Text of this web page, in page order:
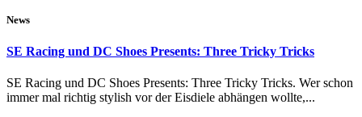
News
SE Racing und DC Shoes Presents: Three Tricky Tricks
SE Racing und DC Shoes Presents: Three Tricky Tricks. Wer schon
immer mal richtig stylish vor der Eisdiele abhängen wollte,...